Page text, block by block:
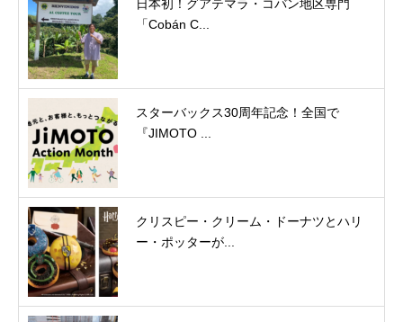
日本初！グアテマラ・コバン地区専門
「Cobán C...
スターバックス30周年記念！全国で
『JIMOTO ...
クリスピー・クリーム・ドーナツとハリ
ー・ポッターが...